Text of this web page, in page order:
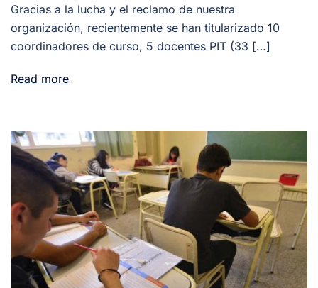
Gracias a la lucha y el reclamo de nuestra
organización, recientemente se han titularizado 10
coordinadores de curso, 5 docentes PIT (33 […]
Read more